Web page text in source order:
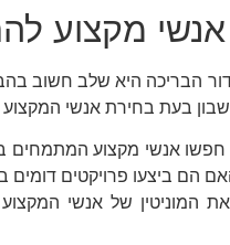
אנשי מקצוע
הבריכה היא שלב חשוב
בעת ​​בחירת אנשי
אנשי מקצוע המתמחים
הם ביצעו פרויקטים דומים
המוניטין של אנשי